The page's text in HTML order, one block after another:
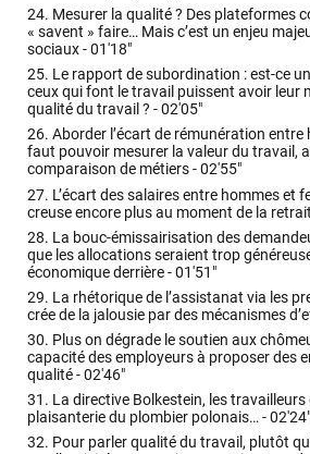
24. Mesurer la qualité ? Des plateformes
« savent » faire… Mais c’est un enjeu
sociaux -01'18"
25. Le rapport de subordination : est-ce
ceux qui font le travail puissent avoir leur
qualité du travail ? -02'05"
26. Aborder l’écart de rémunération entre
faut pouvoir mesurer la valeur du travail,
comparaison de métiers -02'55"
27. L’écart des salaires entre hommes et
creuse encore plus au moment de la
28. La bouc-émissairisation des
que les allocations seraient trop
économique derrière -01'51"
29. La rhétorique de l’assistanat via les
crée de la jalousie par des mécanismes
30. Plus on dégrade le soutien aux
capacité des employeurs à proposer des
qualité -02'46"
31. La directive Bolkestein, les
plaisanterie du plombier polonais… -02'24"
32. Pour parler qualité du travail, plutôt